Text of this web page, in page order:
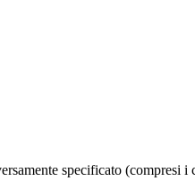
specificato (compresi i